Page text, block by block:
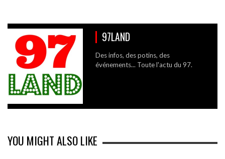
97LAND
Des infos, des potins, des
événements... Toute l'actu du 97.
YOU MIGHT ALSO LIKE